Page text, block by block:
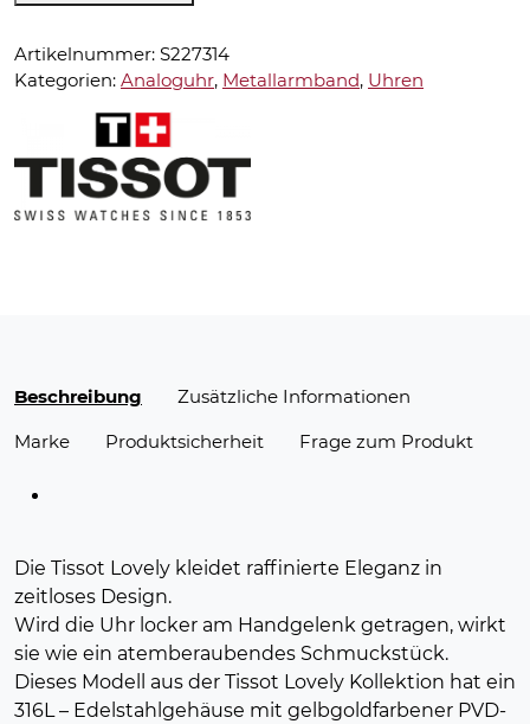
Analoguhr-
Menge
Artikelnummer: S227314
Kategorien: Analoguhr, Metallarmband, Uhren
Beschreibung
Zusätzliche Informationen
Marke
Produktsicherheit Frage zum Produkt
Die Tissot Lovely kleidet raffinierte Eleganz in
zeitloses Design.
Wird die Uhr locker am Handgelenk getragen, wirkt
sie wie ein atemberaubendes Schmuckstück.
Dieses Modell aus der Tissot Lovely Kollektion hat ein
316L – Edelstahlgehäuse mit gelbgoldfarbener PVD-